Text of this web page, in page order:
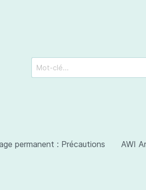
permanent : Précautions AWI